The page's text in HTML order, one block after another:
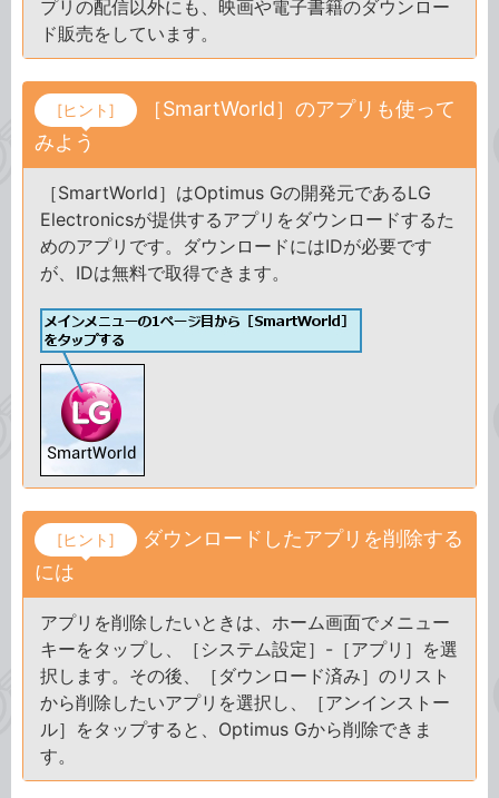
プリの配信以外にも、映画や電子書籍のダウンロー
ド販売をしています。
[ヒント]
［SmartWorld］のアプリも使って
みよう
［SmartWorld］はOptimus Gの開発元であるLG
Electronicsが提供するアプリをダウンロードするた
めのアプリです。ダウンロードにはIDが必要です
が、IDは無料で取得できます。
[ヒント]
ダウンロードしたアプリを削除する
には
アプリを削除したいときは、ホーム画面でメニュー
キーをタップし、［システム設定］-［アプリ］を選
択します。その後、［ダウンロード済み］のリスト
から削除したいアプリを選択し、［アンインストー
ル］をタップすると、Optimus Gから削除できま
す。